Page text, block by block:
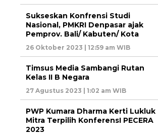
Sukseskan Konfrensi Studi
Nasional, PMKRI Denpasar ajak
Pemprov. Bali/ Kabuten/ Kota
26 Oktober 2023 | 12:59 am WIB
Timsus Media Sambangi Rutan
Kelas II B Negara
27 Agustus 2023 | 1:02 am WIB
PWP Kumara Dharma Kerti Lukluk
Mitra Terpilih KonferensI PECERA
2023